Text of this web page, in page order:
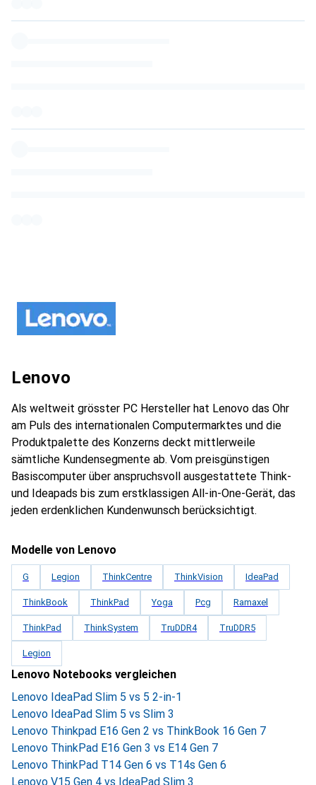
Lenovo
Als weltweit grösster PC Hersteller hat Lenovo das Ohr
am Puls des internationalen Computermarktes und die
Produktpalette des Konzerns deckt mittlerweile
sämtliche Kundensegmente ab. Vom preisgünstigen
Basiscomputer über anspruchsvoll ausgestattete Think-
und Ideapads bis zum erstklassigen All-in-One-Gerät, das
jeden erdenklichen Kundenwunsch berücksichtigt.
Modelle von Lenovo
G Legion ThinkCentre ThinkVision IdeaPad
ThinkBook ThinkPad Yoga Pcg Ramaxel
ThinkPad ThinkSystem TruDDR4 TruDDR5
Legion
Lenovo Notebooks vergleichen
Lenovo IdeaPad Slim 5 vs 5 2-in-1
Lenovo IdeaPad Slim 5 vs Slim 3
Lenovo Thinkpad E16 Gen 2 vs ThinkBook 16 Gen 7
Lenovo ThinkPad E16 Gen 3 vs E14 Gen 7
Lenovo ThinkPad T14 Gen 6 vs T14s Gen 6
Lenovo V15 Gen 4 vs IdeaPad Slim 3